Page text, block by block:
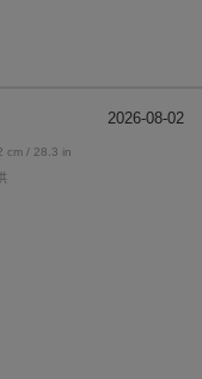
2026-08-02
cm / 28.3 in